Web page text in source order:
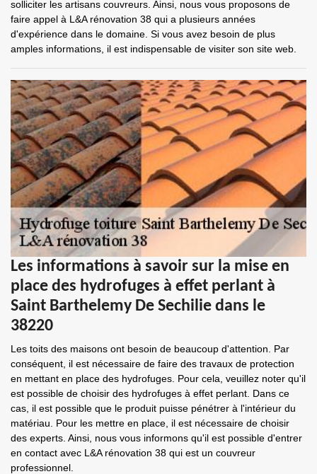
solliciter les artisans couvreurs. Ainsi, nous vous proposons de
faire appel à L&A rénovation 38 qui a plusieurs années
d'expérience dans le domaine. Si vous avez besoin de plus
amples informations, il est indispensable de visiter son site web.
Les informations à savoir sur la mise en
place des hydrofuges à effet perlant à
Saint Barthelemy De Sechilie dans le
38220
Les toits des maisons ont besoin de beaucoup d'attention. Par
conséquent, il est nécessaire de faire des travaux de protection
en mettant en place des hydrofuges. Pour cela, veuillez noter qu'il
est possible de choisir des hydrofuges à effet perlant. Dans ce
cas, il est possible que le produit puisse pénétrer à l'intérieur du
matériau. Pour les mettre en place, il est nécessaire de choisir
des experts. Ainsi, nous vous informons qu'il est possible d'entrer
en contact avec L&A rénovation 38 qui est un couvreur
professionnel.